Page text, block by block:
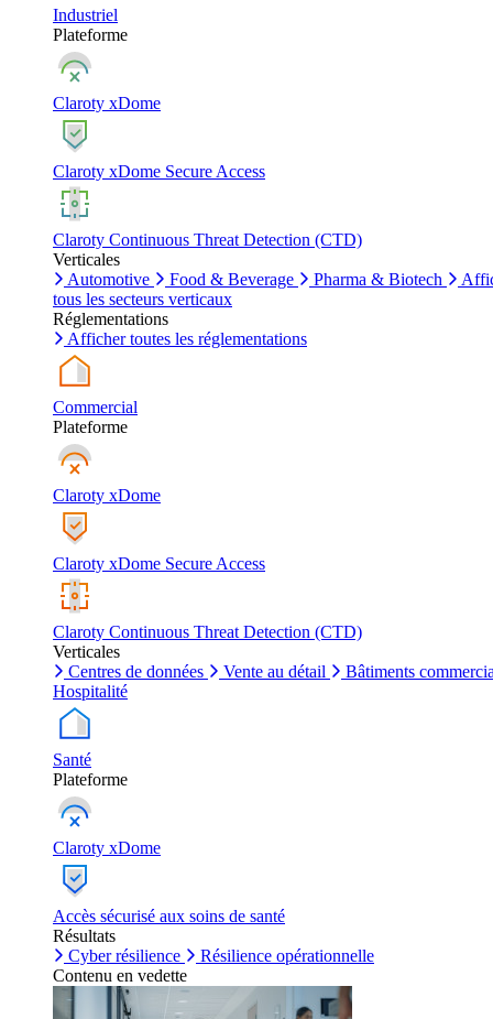
Industriel
Plateforme
Claroty xDome
Claroty xDome Secure Access
Claroty Continuous Threat Detection (CTD)
Verticales
Automotive
Food & Beverage Pharma & Biotech
tous les secteurs verticaux
Réglementations
Afficher toutes les réglementations
Commercial
Plateforme
Claroty xDome
Claroty xDome Secure Access
Claroty Continuous Threat Detection (CTD)
Verticales
Centres de données
Vente au détail
Bâtiments
Hospitalité
Santé
Plateforme
Claroty xDome
Accès sécurisé aux soins de santé
Résultats
Cyber résilience
Résilience opérationnelle
Contenu en vedette